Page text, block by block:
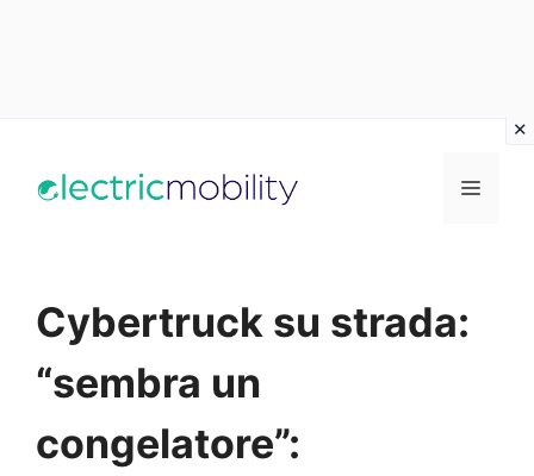
Menu
Cybertruck su strada:
“sembra un
congelatore”: